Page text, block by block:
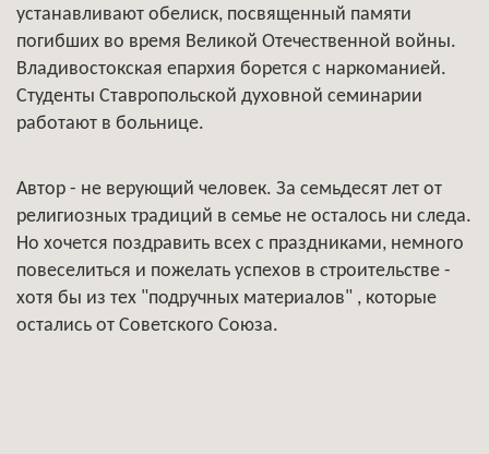
устанавливают обелиск, посвященный памяти
погибших во время Великой Отечественной войны.
Владивостокская епархия борется с наркоманией.
Студенты Ставропольской духовной семинарии
работают в больнице.
Автор - не верующий человек. За семьдесят лет от
религиозных традиций в семье не осталось ни следа.
Но хочется поздравить всех с праздниками, немного
повеселиться и пожелать успехов в строительстве -
хотя бы из тех "подручных материалов" , которые
остались от Советского Союза.